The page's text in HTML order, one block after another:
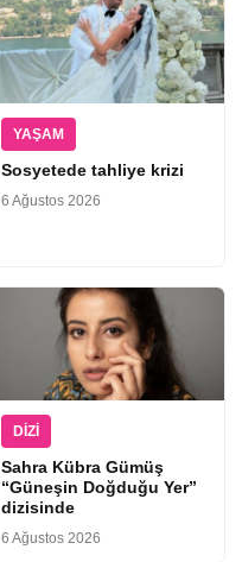
YAŞAM
Sosyetede tahliye krizi
6 Ağustos 2026
DIZI
Sahra Kübra Gümüş
“Güneşin Doğduğu Yer”
dizisinde
6 Ağustos 2026